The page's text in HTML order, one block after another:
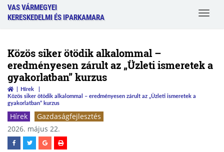
VAS VÁRMEGYEI
KERESKEDELMI ÉS IPARKAMARA
Toggle
Közös siker ötödik alkalommal –
eredményesen zárult az „Üzleti ismeretek a
gyakorlatban” kurzus
Hírek
Közös siker ötödik alkalommal – eredményesen zárult az „Üzleti ismeretek a
gyakorlatban” kurzus
Hírek
Gazdaságfejlesztés
2026. május 22.